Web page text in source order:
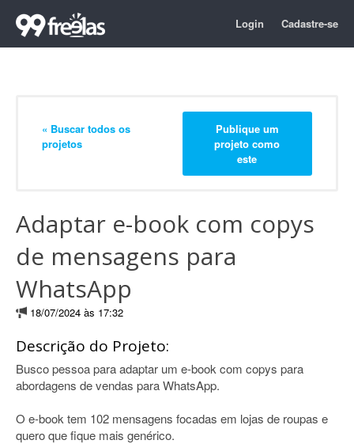
Login Cadastre-se
« Buscar todos os
projetos
Publique um
projeto como
este
Adaptar e-book com copys
de mensagens para
WhatsApp
18/07/2024 às 17:32
Descrição do Projeto:
Busco pessoa para adaptar um e-book com copys para
abordagens de vendas para WhatsApp.
O e-book tem 102 mensagens focadas em lojas de roupas e
quero que fique mais genérico.